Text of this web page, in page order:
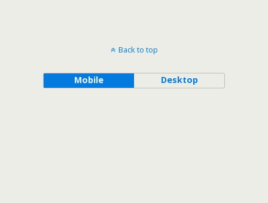
Back to top
Mobile Desktop